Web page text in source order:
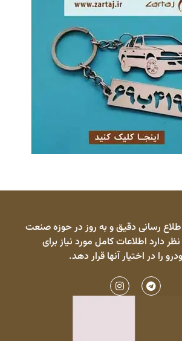
رسانی دقیق و به روز در حوزه صنعت
دارد اطلاعات کامل مورد نیاز برای
را در اختیار آنها قرار دهد.